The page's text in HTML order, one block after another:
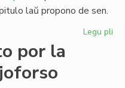
laŭ propono de sen.
Legu pli
por la